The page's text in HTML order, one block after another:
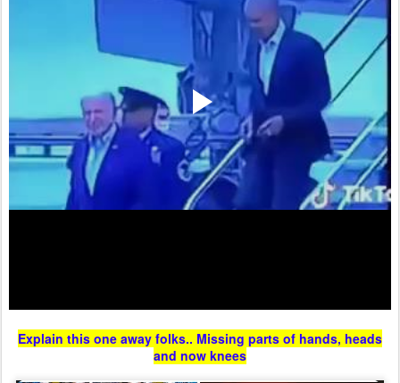
Explain this one away folks.. Missing parts of hands, heads
and now knees